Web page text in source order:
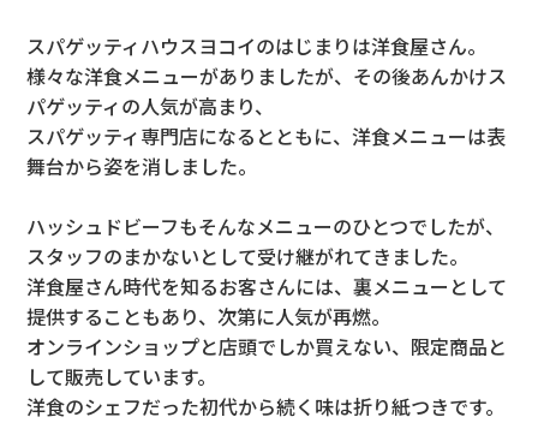
スパゲッティハウスヨコイのはじまりは洋食屋さん。
様々な洋食メニューがありましたが、その後あんかけス
パゲッティの人気が高まり、
スパゲッティ専門店になるとともに、洋食メニューは表
舞台から姿を消しました。
ハッシュドビーフもそんなメニューのひとつでしたが、
スタッフのまかないとして受け継がれてきました。
洋食屋さん時代を知るお客さんには、裏メニューとして
提供することもあり、次第に人気が再燃。
オンラインショップと店頭でしか買えない、限定商品と
して販売しています。
洋食のシェフだった初代から続く味は折り紙つきです。